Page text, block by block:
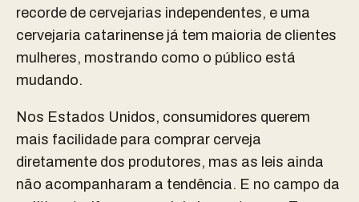
recorde de cervejarias independentes, e uma
cervejaria catarinense já tem maioria de clientes
mulheres, mostrando como o público está
mudando.
Nos Estados Unidos, consumidores querem
mais facilidade para comprar cerveja
diretamente dos produtores, mas as leis ainda
não acompanharam a tendência. E no campo da